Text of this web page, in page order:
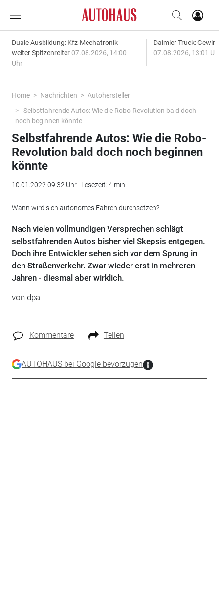
Duale Ausbildung: Kfz-Mechatronik
weiter Spitzenreiter 07.08.2026, 14:00
Uhr
Daimler Truck:
07.08.2026, 13:01
Home Nachrichten
Autohersteller
Selbstfahrende Autos: Wie die Robo-Revolution bald doch
noch beginnen könnte
Selbstfahrende Autos: Wie die Robo-
Revolution bald doch noch beginnen
könnte
10.01.2022 09:32 Uhr | Lesezeit: 4 min
Wann wird sich autonomes Fahren durchsetzen?
Nach vielen vollmundigen Versprechen schlägt
selbstfahrenden Autos bisher viel Skepsis entgegen.
Doch ihre Entwickler sehen sich vor dem Sprung in
den Straßenverkehr. Zwar wieder erst in mehreren
Jahren - diesmal aber wirklich.
von dpa
Kommentare Teilen
AUTOHAUS bei Google bevorzugen